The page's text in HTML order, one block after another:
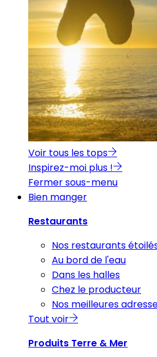
Voir tous les tops
Inspirez-moi plus !
Fermer sous-menu
Bien manger
Restaurants
Nos restaurants
Au bord de l'eau
Dans les halles
Chez le producteur
Nos meilleures
Tout voir
Produits Terre & Mer